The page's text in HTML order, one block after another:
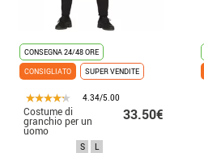
CONSEGNA 24/48 ORE
CONSIGLIATO
SUPER VENDITE
4.34/5.00
Costume di
granchio per un
uomo
33.50€
S L